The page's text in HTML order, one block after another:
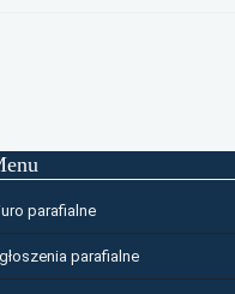
parafialne
parafialne